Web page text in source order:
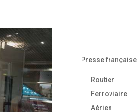
Presse française
Routier
Ferroviaire
Aérien